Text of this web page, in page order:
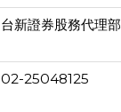
台新證券股務代理部
02-25048125